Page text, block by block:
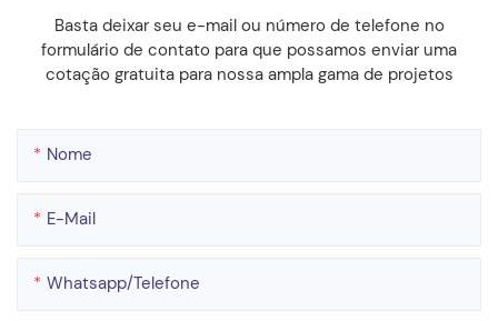
Basta deixar seu e-mail ou número de telefone no
formulário de contato para que possamos enviar uma
cotação gratuita para nossa ampla gama de projetos
Nome
E-Mail
Whatsapp/telefone